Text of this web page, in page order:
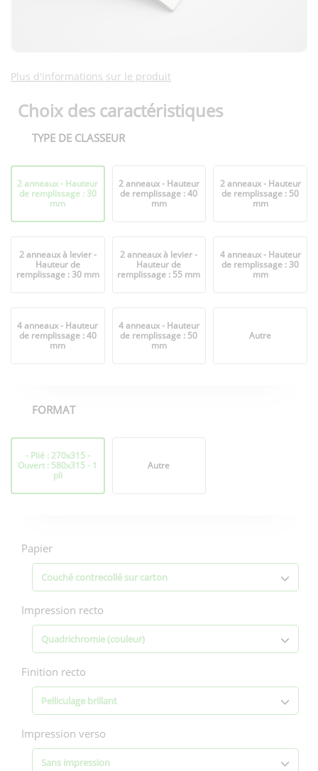
Plus d'informations sur le produit
Choix des caractéristiques
Format
plié
TYPE DE CLASSEUR
2 anneaux - Hauteur
de remplissage : 30
mm
2 anneaux - Hauteur
de remplissage : 40
mm
2 anneaux - Hauteur
de remplissage : 50
mm
2 anneaux à levier -
Hauteur de
remplissage : 30 mm
2 anneaux à levier -
Hauteur de
remplissage : 55 mm
4 anneaux - Hauteur
de remplissage : 30
mm
4 anneaux - Hauteur
de remplissage : 40
mm
4 anneaux - Hauteur
de remplissage : 50
mm
Autre
Format
FORMAT
- Plié : 270x315 -
Ouvert : 580x315 - 1
pli
Autre
d'impression
Papier
Couché contrecollé sur carton
Impression recto
Quadrichromie (couleur)
Finition recto
Pelliculage brillant
Impression verso
Sans impression